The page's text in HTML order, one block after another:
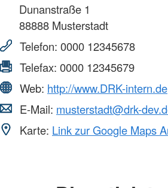
Dunanstraße 1
88888 Musterstadt
Telefon: 0000 12345678
Telefax: 0000 12345679
Web: http://www.DRK-intern.de
E-Mail: musterstadt@drk-
Karte: Link zur Google Maps